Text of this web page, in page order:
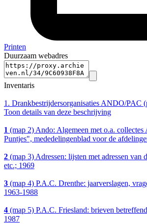
Printen
Duurzaam webadres
Inventaris
1. Drankbestrijdersorganisaties ANDO/PAC
Toon details van deze beschrijving
1 (map 2) Ando: Algemeen met o.a.
Puntjes", mededelingenblad voor de
2 (map 3) Adressen: lijsten met adressen
etc.; 1969
3 (map 4) P.A.C. Drenthe: jaarverslagen,
1963-1988
4 (map 5) P.A.C. Friesland: brieven
1987